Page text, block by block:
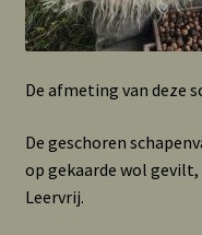
De afmeting van deze
De geschoren
op gekaarde wol
Leervrij.